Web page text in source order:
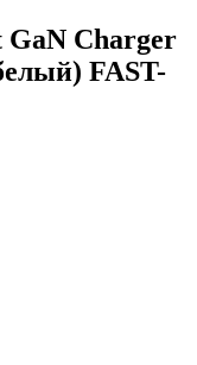
Charger
FAST-